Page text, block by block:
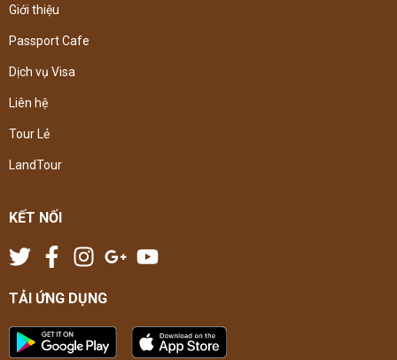
Giới thiệu
Passport Cafe
Dịch vụ Visa
Liên hệ
Tour Lẻ
LandTour
KẾT NỐI
TẢI ỨNG DỤNG